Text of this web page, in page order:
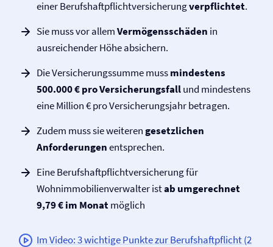
einer Berufs­haftpflicht­versicherungverpflichtet.
Sie muss vor allemVermögensschäden in
ausreichender Höhe absichern.
Die Versicherungssumme mussmindestens
500.000 € pro Versicherungsfallund mindestens
eine Million € pro Versicherungsjahr betragen.
Zudem muss sie weiterengesetzlichen
Anforderungenentsprechen.
Eine Berufs­haftpflicht­versicherung für
Wohnimmobilienverwalter istab umgerechnet
9,79 € im Monatmöglich
Im Video: 3 wichtige Punkte zur Berufs­haftpflicht (2